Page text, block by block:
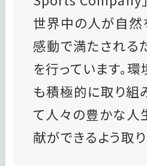
世界中の人が自然
感動で満たされる
を行っています。
も積極的に取り組
て人々の豊かな人
献ができるよう取